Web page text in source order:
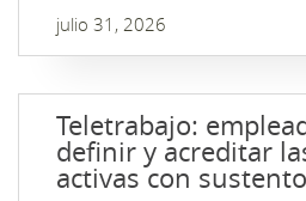
julio 31, 2026
Teletrabajo:
definir y acreditar
activas con